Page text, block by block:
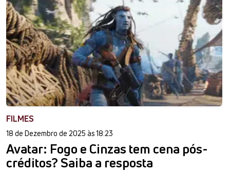
FILMES
18 de Dezembro de 2025 às 18:23
Avatar: Fogo e Cinzas tem cena pós-
créditos? Saiba a resposta